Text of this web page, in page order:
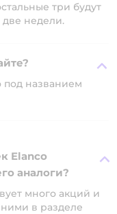
три будут
две недели.
под названием
Elanco
аналоги?
много акций и
в разделе